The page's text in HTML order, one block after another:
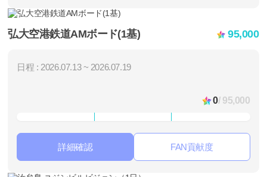
弘大空港鉄道AMボード(1基) 95,000
日程 : 2026.07.13 ~ 2026.07.19
0/ 95,000
詳細確認 FAN貢献度